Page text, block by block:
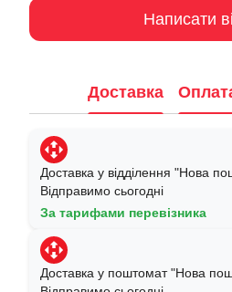
Написати
Доставка
Доставка у відділення "Нова
Відправимо сьогодні
За тарифами перевізника
Доставка у поштомат "Нова